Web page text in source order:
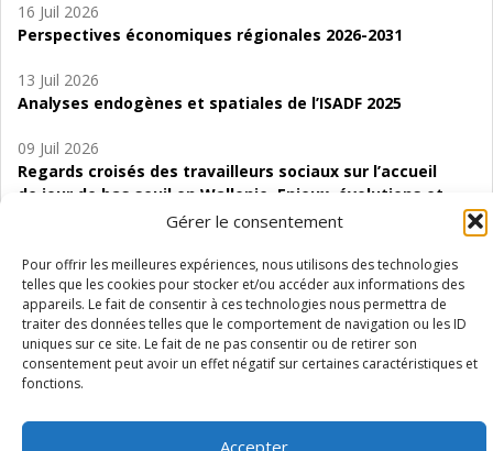
Gérer le consentement
Pour offrir les meilleures expériences, nous utilisons des technologies
telles que les cookies pour stocker et/ou accéder aux informations des
appareils. Le fait de consentir à ces technologies nous permettra de
traiter des données telles que le comportement de navigation ou les ID
uniques sur ce site. Le fait de ne pas consentir ou de retirer son
consentement peut avoir un effet négatif sur certaines caractéristiques et
fonctions.
Accepter
16 Juil 2026
Perspectives économiques régionales 2026-2031
13 Juil 2026
Analyses endogènes et spatiales de l’ISADF 2025
09 Juil 2026
Regards croisés des travailleurs sociaux sur l’accueil
de jour de bas seuil en Wallonie. Enjeux, évolutions et
06 Juil 2026
Étude d’évaluabilité des Structures
d’accompagnement à l’autocréation d’emploi (SAACE)
01 Juil 2026
Pénurie du personnel infirmier :quels indicateurs
Wallonie ?